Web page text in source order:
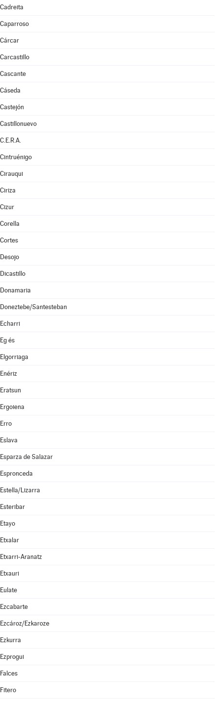
Cadreita
Caparroso
Cárcar
Carcastillo
Cascante
Cáseda
Castejón
Castillonuevo
C.E.R.A.
Cintruénigo
Cirauqui
Ciriza
Cizur
Corella
Cortes
Desojo
Dicastillo
Donamaria
Doneztebe/Santesteban
Echarri
Eg és
Elgorriaga
Enériz
Eratsun
Ergoiena
Erro
Eslava
Esparza de Salazar
Espronceda
Estella/Lizarra
Esteribar
Etayo
Etxalar
Etxarri-Aranatz
Etxauri
Eulate
Ezcabarte
Ezcároz/Ezkaroze
Ezkurra
Ezprogui
Falces
Fitero